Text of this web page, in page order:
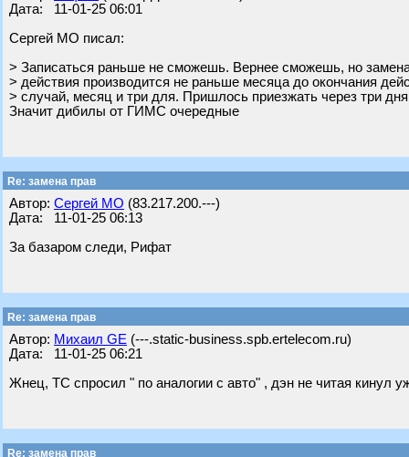
Дата: 11-01-25 06:01
Сергей МО писал:
> Записаться раньше не сможешь. Вернее сможешь, но
> действия производится не раньше месяца до окончания
> случай, месяц и три для. Пришлось приезжать через три
Значит дибилы от ГИМС очередные
Re: замена прав
Автор: Сергей МО (83.217.200.---)
Дата: 11-01-25 06:13
За базаром следи, Рифат
Re: замена прав
Автор: Михаил GE (---.static-business.spb.ertelecom.ru)
Дата: 11-01-25 06:21
Жнец, ТС спросил " по аналогии с авто" , дэн не читая кинул
Re: замена прав